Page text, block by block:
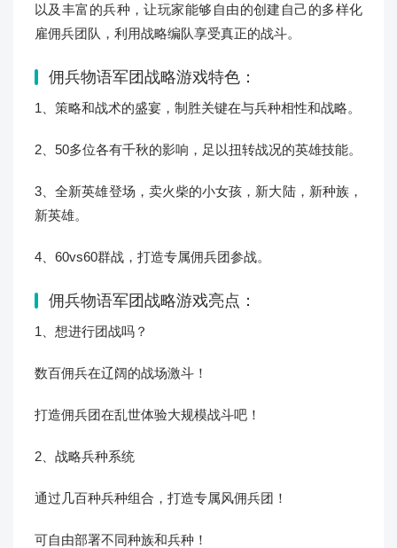
以及丰富的兵种，让玩家能够自由的创建自己的多样化
雇佣兵团队，利用战略编队享受真正的战斗。
佣兵物语军团战略游戏特色：
1、策略和战术的盛宴，制胜关键在与兵种相性和战略。
2、50多位各有千秋的影响，足以扭转战况的英雄技能。
3、全新英雄登场，卖火柴的小女孩，新大陆，新种族，
新英雄。
4、60vs60群战，打造专属佣兵团参战。
佣兵物语军团战略游戏亮点：
1、想进行团战吗？
数百佣兵在辽阔的战场激斗！
打造佣兵团在乱世体验大规模战斗吧！
2、战略兵种系统
通过几百种兵种组合，打造专属风佣兵团！
可自由部署不同种族和兵种！